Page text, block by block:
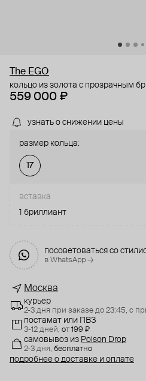
The EGO
кольцо из золота с прозрачным
559 000 ₽
узнать о снижении цены
размер кольца:
17
вставка
1 бриллиант
посоветоваться со
в WhatsApp →
Москва
курьер
2-3 дня при заказе до 23:45, с
постамат или ПВЗ
3-12 дней, от 199 ₽
самовывоз из Poison Drop
2-3 дня, бесплатно
подробнее о доставке и оплате